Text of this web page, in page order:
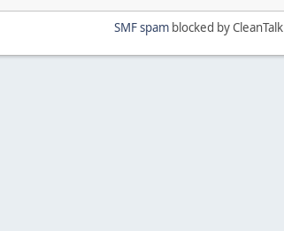
SMF spamblocked by CleanTalk